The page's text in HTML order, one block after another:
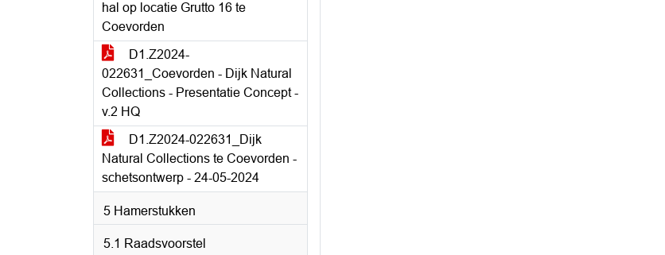
hal op locatie Grutto 16 te
Coevorden
D1.Z2024-
022631_Coevorden - Dijk Natural
Collections - Presentatie Concept -
v.2 HQ
D1.Z2024-022631_Dijk
Natural Collections te Coevorden -
schetsontwerp - 24-05-2024
5 Hamerstukken
5.1 Raadsvoorstel